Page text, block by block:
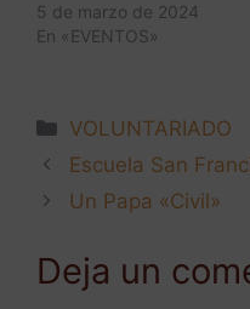
5 de marzo de 2024
En «EVENTOS»
VOLUNTARIADO
Escuela San
Un Papa «Civil»
Deja un